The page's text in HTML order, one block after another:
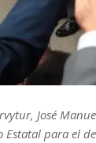
José
para el